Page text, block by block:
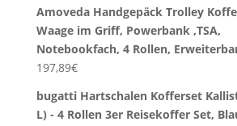
Amoveda Handgepäck Trolley
Waage im Griff, Powerbank ,TSA,
Notebookfach, 4 Rollen,
197,89€
bugatti Hartschalen Kofferset
L) - 4 Rollen 3er Reisekoffer Set,